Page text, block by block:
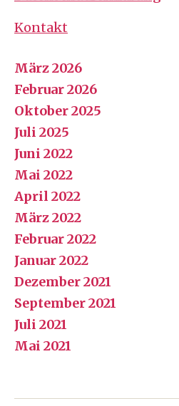
Kontakt
März 2026
Februar 2026
Oktober 2025
Juli 2025
Juni 2022
Mai 2022
April 2022
März 2022
Februar 2022
Januar 2022
Dezember 2021
September 2021
Juli 2021
Mai 2021